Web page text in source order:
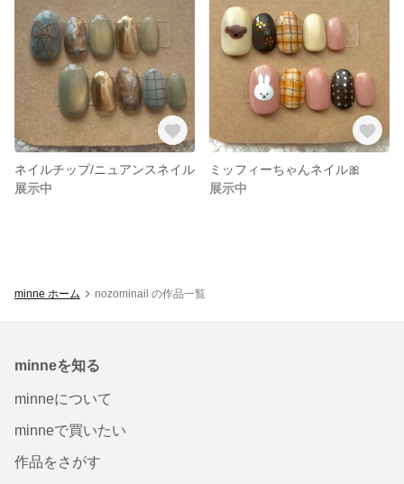
ネイルチップ/ニュアンスネイル
展示中
ミッフィーちゃんネイル🎀
展示中
minne ホーム nozominail の作品一覧
minneを知る
minneについて
minneで買いたい
作品をさがす